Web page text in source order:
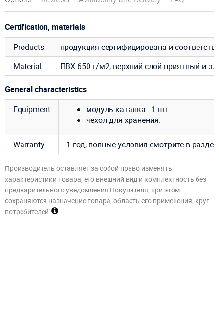
Certification, materials
Products
продукция сертифицирована и
Material
ПВХ 650 г/м2, верхний слой приятный и
General characteristics
Equipment
модуль каталка - 1 шт.
чехол для хранения.
Warranty 1 год, полные условия смотрите в
Производитель оставляет за собой право изменять
характеристики товара, его внешний вид и комплектность без
предварительного уведомления Покупателя, при этом
сохраняются назначение товара, область его применения, круг
потребителей